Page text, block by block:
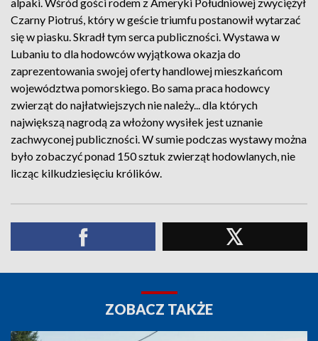
Czarny Piotruś, który w geście triumfu postanowił wytarzać
się w piasku. Skradł tym serca publiczności. Wystawa w
Lubaniu to dla hodowców wyjątkowa okazja do
zaprezentowania swojej oferty handlowej mieszkańcom
województwa pomorskiego. Bo sama praca hodowcy
zwierząt do najłatwiejszych nie należy... dla których
największą nagrodą za włożony wysiłek jest uznanie
zachwyconej publiczności. W sumie podczas wystawy można
było zobaczyć ponad 150 sztuk zwierząt hodowlanych, nie
licząc kilkudziesięciu królików.
ZOBACZ TAKŻE